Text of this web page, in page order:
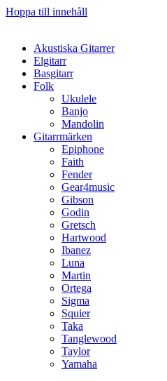
Hoppa till innehåll
Akustiska Gitarrer
Elgitarr
Basgitarr
Folk
Ukulele
Banjo
Mandolin
Gitarrmärken
Epiphone
Faith
Fender
Gear4music
Gibson
Godin
Gretsch
Hartwood
Ibanez
Luna
Martin
Ortega
Sigma
Squier
Taka
Tanglewood
Taylor
Yamaha